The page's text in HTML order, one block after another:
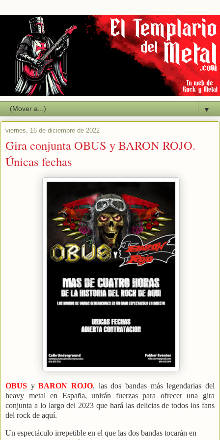
▼
viernes, 16 de diciembre de 2022
Gira conjunta OBUS y BARON ROJO.
Únicas fechas
OBUS yBARON ROJO, las dos bandas más legendarias del
heavy metal en España, unirán fuerzas para ofrecer una gira
conjunta a lo largo del 2023 que hará las delicias de todos los fans
del rock de aquí.
Un espectáculo irrepetible en el que las dos bandas tocarán en